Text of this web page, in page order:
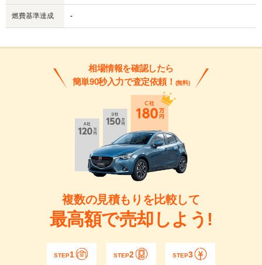
燃費基準達成 -
相場情報を確認したら
簡単90秒入力で査定依頼！ (無料)
複数の見積もりを比較して
最高額で売却しよう!
STEP1 STEP2 STEP3